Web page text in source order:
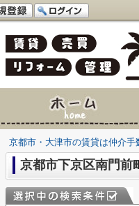
京都市・大津市の賃貸は仲介
京都市下京区南門前